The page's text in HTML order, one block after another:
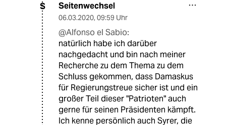
S Seitenwechsel
06.03.2020, 09:59 Uhr
@Alfonso el Sabio:
natürlich habe ich darüber
nachgedacht und bin nach meiner
Recherche zu dem Thema zu dem
Schluss gekommen, dass Damaskus
für Regierungstreue sicher ist und ein
großer Teil dieser "Patrioten" auch
gerne für seinen Präsidenten kämpft.
Ich kenne persönlich auch Syrer, die